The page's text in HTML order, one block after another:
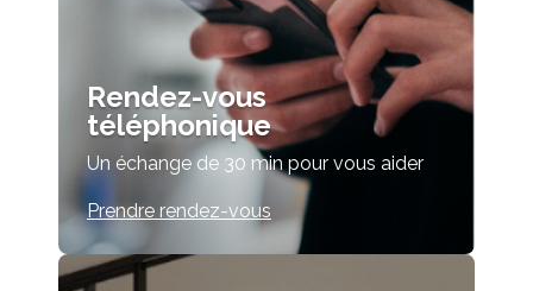
Rendez-vous
téléphonique
Un échange de 30 min pour vous aider
Prendre rendez-vous